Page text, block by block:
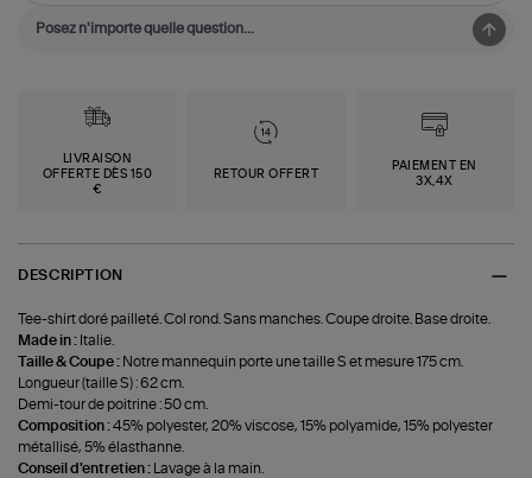
LIVRAISON
OFFERTE DÈS 150
€
RETOUR OFFERT
PAIEMENT EN
3X,4X
DESCRIPTION
Tee-shirt doré pailleté. Col rond. Sans manches. Coupe droite. Base droite.
Made in : Italie.
Taille & Coupe : Notre mannequin porte une taille S et mesure 175 cm.
Longueur (taille S) : 62 cm.
Demi-tour de poitrine : 50 cm.
Composition :45% polyester, 20% viscose, 15% polyamide, 15% polyester
métallisé, 5% élasthanne.
Conseil d'entretien :
Lavage à la main.